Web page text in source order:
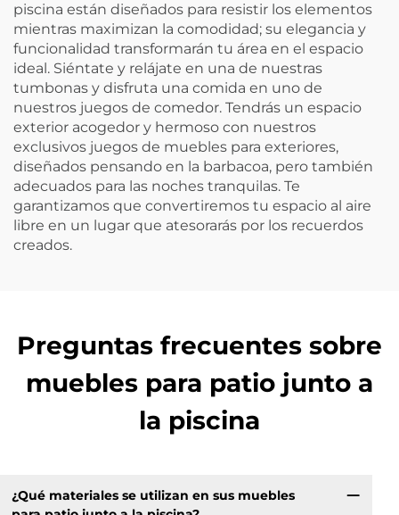
piscina están diseñados para resistir los elementos
mientras maximizan la comodidad; su elegancia y
funcionalidad transformarán tu área en el espacio
ideal. Siéntate y relájate en una de nuestras
tumbonas y disfruta una comida en uno de
nuestros juegos de comedor. Tendrás un espacio
exterior acogedor y hermoso con nuestros
exclusivos juegos de muebles para exteriores,
diseñados pensando en la barbacoa, pero también
adecuados para las noches tranquilas. Te
garantizamos que convertiremos tu espacio al aire
libre en un lugar que atesorarás por los recuerdos
creados.
Preguntas frecuentes sobre
muebles para patio junto a
la piscina
¿Qué materiales se utilizan en sus muebles